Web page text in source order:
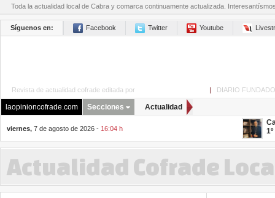
Toda la actualidad local de Cabra y comarca continuamente actualizada.
Síguenos en: Facebook Twitter Youtube
Revista de actualidad cofrade editada por | DIARIO
laopinioncofrade.com Secciones Actualidad
viernes, 7 de agosto de 2026 - 16:04 h
Actualidad Cofrade